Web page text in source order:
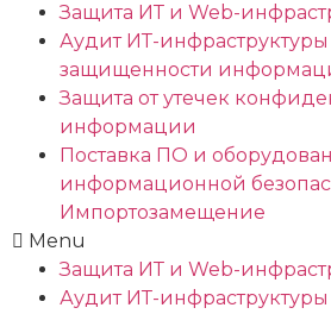
Защита ИТ и Web-
Аудит ИТ-
защищенности
Защита от утечек
информации
Поставка ПО и
информационной
Импортозамещение
Menu
Защита ИТ и Web-
Аудит ИТ-